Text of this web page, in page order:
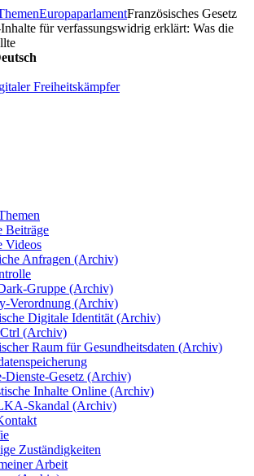
EuropaparlamentFranzösisches Gesetz
für verfassungswidrig erklärt: Was die
Beiträge
Videos
Anfragen (Archiv)
Gruppe (Archiv)
Verordnung (Archiv)
Digitale Identität (Archiv)
(Archiv)
Raum für Gesundheitsdaten (Archiv)
Dienste-Gesetz (Archiv)
Inhalte Online (Archiv)
Skandal (Archiv)
Zuständigkeiten
Arbeit